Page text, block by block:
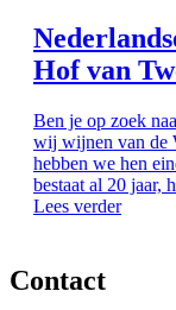
Hof van
Ben je op zoek
wij wijnen van de
hebben we hen
bestaat al 20 jaar,
Lees verder
Contact